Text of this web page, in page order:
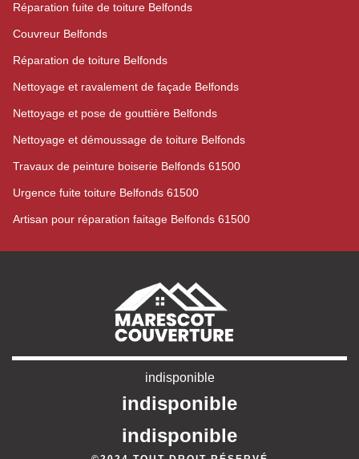
Réparation fuite de toiture Belfonds
Couvreur Belfonds
Réparation de toiture Belfonds
Nettoyage et ravalement de façade Belfonds
Nettoyage et pose de gouttière Belfonds
Nettoyage et démoussage de toiture Belfonds
Travaux de peinture boiserie Belfonds 61500
Urgence fuite toiture Belfonds 61500
Artisan pour réparation faitage Belfonds 61500
indisponible
indisponible
indisponible